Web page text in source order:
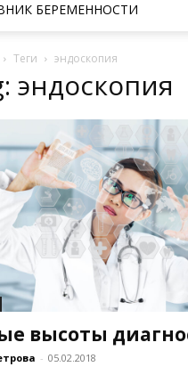
БЕРЕМЕННОСТИ
Теги эндоскопия
эндоскопия
высоты
- 05.02.2018